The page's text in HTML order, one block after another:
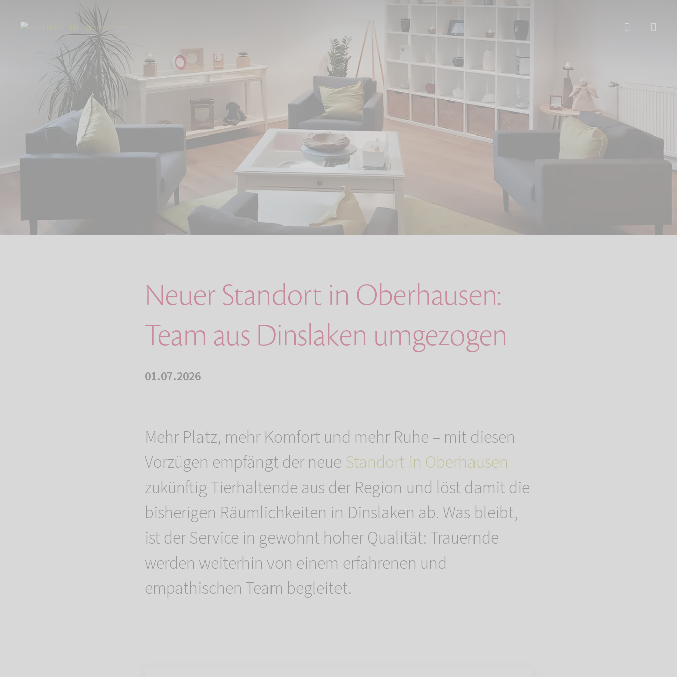
Über uns Aktuelles Neuer Standort in Oberhausen: Team aus Dinslaken umgezogen
Neuer Standort in Oberhausen:
Team aus Dinslaken umgezogen
01.07.2026
Mehr Platz, mehr Komfort und mehr Ruhe – mit diesen
Vorzügen empfängt der neue Standort in Oberhausen
zukünftig Tierhaltende aus der Region und löst damit die
bisherigen Räumlichkeiten in Dinslaken ab. Was bleibt,
ist der Service in gewohnt hoher Qualität: Trauernde
werden weiterhin von einem erfahrenen und
empathischen Team begleitet.